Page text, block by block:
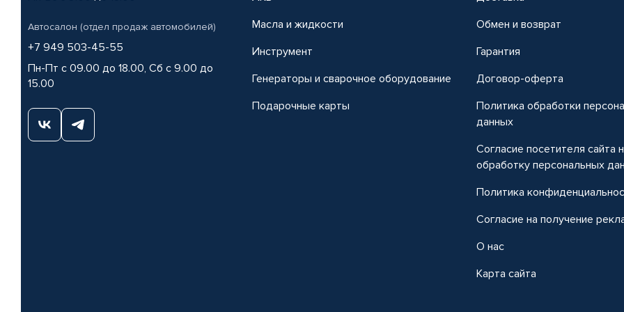
Автосалон (отдел продаж автомобилей)
+7 949 503-45-55
Пн-Пт с 09.00 до 18.00, Сб с 9.00 до
15.00
Масла и жидкости
Инструмент
Генераторы и сварочное оборудование
Подарочные карты
Обмен и возврат
Гарантия
Договор-оферта
Политика обработки
данных
Согласие посетителя сайта
обработку персональных
Политика
Согласие на получение
О нас
Карта сайта